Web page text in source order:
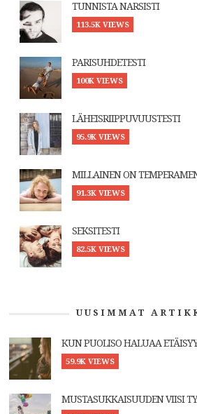
TUNNISTA NARSISTI
113.5K VIEWS
PARISUHDETESTI
100K VIEWS
LÄHEISRIIPPUVUUSTESTI
95.9K VIEWS
MILLAINEN ON
91.3K VIEWS
SEKSITESTI
82.5K VIEWS
UUSIMMAT
KUN PUOLISO HALUAA
59.9K VIEWS
MUSTASUKKAISUUDEN VIISI